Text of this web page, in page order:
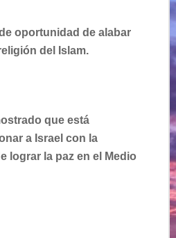
oportunidad de alabar
del Islam.
que está
a Israel con la
lograr la paz en el Medio